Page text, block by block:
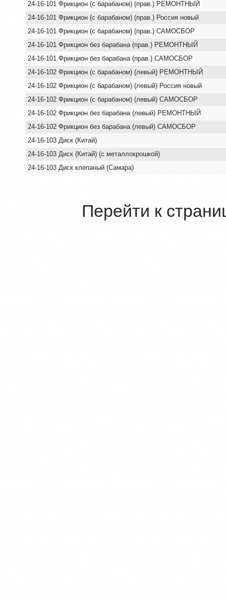
24-16-101 Фрикцион (с барабаном) (прав.) РЕМОНТНЫЙ
24-16-101 Фрикцион (с барабаном) (прав.) Россия новый
24-16-101 Фрикцион (с барабаном) (прав.) САМОСБОР
24-16-101 Фрикцион без барабана (прав.) РЕМОНТНЫЙ
24-16-101 Фрикцион без барабана (прав.) САМОСБОР
24-16-102 Фрикцион (с барабаном) (левый) РЕМОНТНЫЙ
24-16-102 Фрикцион (с барабаном) (левый) Россия новый
24-16-102 Фрикцион (с барабаном) (левый) САМОСБОР
24-16-102 Фрикцион без барабана (левый) РЕМОНТНЫЙ
24-16-102 Фрикцион без барабана (левый) САМОСБОР
24-16-103 Диск (Китай)
24-16-103 Диск (Китай) (с металлокрошкой)
24-16-103 Диск клепаный (Самара)
Перейти к